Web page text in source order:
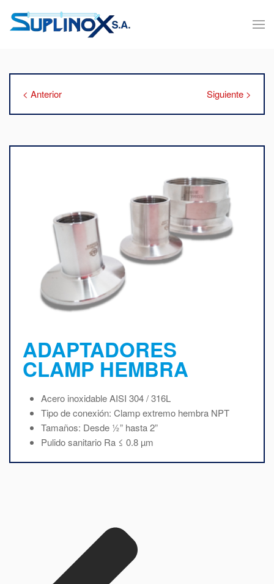
< Anterior Siguiente >
ADAPTADORES
CLAMP HEMBRA
Acero inoxidable AISI 304 / 316L
Tipo de conexión: Clamp extremo hembra NPT
Tamaños: Desde ½” hasta 2”
Pulido sanitario Ra ≤ 0.8 µm